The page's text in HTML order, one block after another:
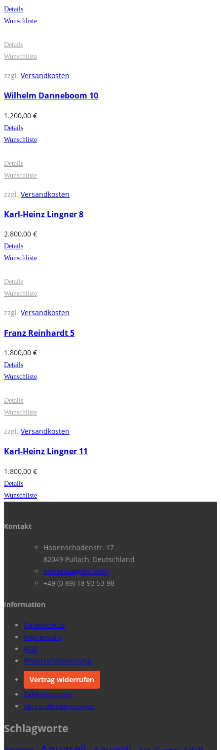
Details
Wunschliste
Details
Wunschliste
zzgl. Versandkosten
Wilhelm Danneboom 10
1.200,00 €
Details
Wunschliste
Details
Wunschliste
zzgl. Versandkosten
Karl-Heinz Lingner 8
2.800,00 €
Details
Wunschliste
Details
Wunschliste
zzgl. Versandkosten
Franz Reinhardt 5
1.800,00 €
Details
Wunschliste
Details
Wunschliste
zzgl. Versandkosten
Karl-Heinz Lingner 11
1.800,00 €
Details
Wunschliste
Kontakt
Habenschadenstr. 17
82049 Pullach, Deutschland
antikes64@aol.com
+49 (0 89) 18 93 53 98
Information
Datenschutz
Impressum
AGB
Widerrufsbelehrung
Vertrag widerrufen
Zahlungsarten
Versandbedingungen
Schlagworte